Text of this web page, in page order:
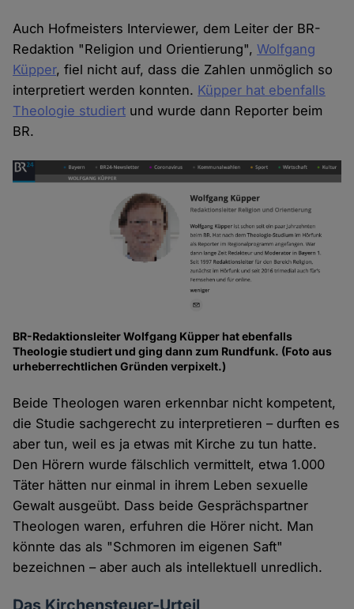
Auch Hofmeisters Interviewer, dem Leiter der BR-
Redaktion "Religion und Orientierung",Wolfgang
Küpper, fiel nicht auf, dass die Zahlen unmöglich so
interpretiert werden konnten. Küpper hat ebenfalls
Theologie studiert und wurde dann Reporter beim
BR.
BR-Redaktionsleiter Wolfgang Küpper hat ebenfalls
Theologie studiert und ging dann zum Rundfunk. (Foto aus
urheberrechtlichen Gründen verpixelt.)
Beide Theologen waren erkennbar nicht kompetent,
die Studie sachgerecht zu interpretieren – durften es
aber tun, weil es ja etwas mit Kirche zu tun hatte.
Den Hörern wurde fälschlich vermittelt, etwa 1.000
Täter hätten nur einmal in ihrem Leben sexuelle
Gewalt ausgeübt. Dass beide Gesprächspartner
Theologen waren, erfuhren die Hörer nicht. Man
könnte das als "Schmoren im eigenen Saft"
bezeichnen – aber auch als intellektuell unredlich.